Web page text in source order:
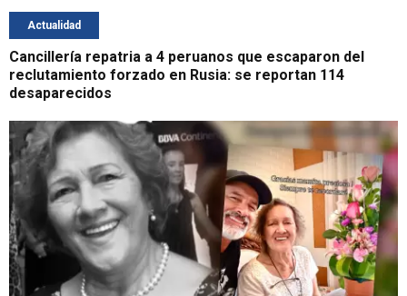
Actualidad
Cancillería repatria a 4 peruanos que escaparon del
reclutamiento forzado en Rusia: se reportan 114
desaparecidos